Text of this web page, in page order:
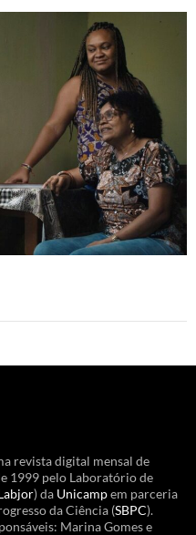
revista digital mensal de
1999 pelo Laboratório de
) da Unicampem parceria
da Ciência (SBPC).
Marina Gomes e